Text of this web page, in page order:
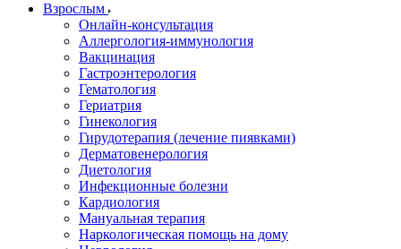
Взрослым
Онлайн-консультация
Аллергология-иммунология
Вакцинация
Гастроэнтерология
Гематология
Гериатрия
Гинекология
Гирудотерапия (лечение пиявками)
Дерматовенерология
Диетология
Инфекционные болезни
Кардиология
Мануальная терапия
Наркологическая помощь на дому